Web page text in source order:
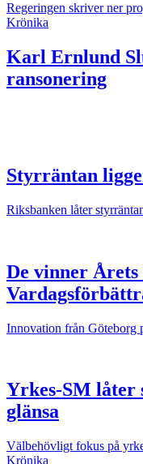
Regeringen skriver ner
Krönika
Karl Ernlund
ransonering
Styrräntan
Riksbanken låter
De vinner Årets
Innovation från Göteborg
Yrkes-SM låter
glänsa
Välbehövligt fokus på
Krönika